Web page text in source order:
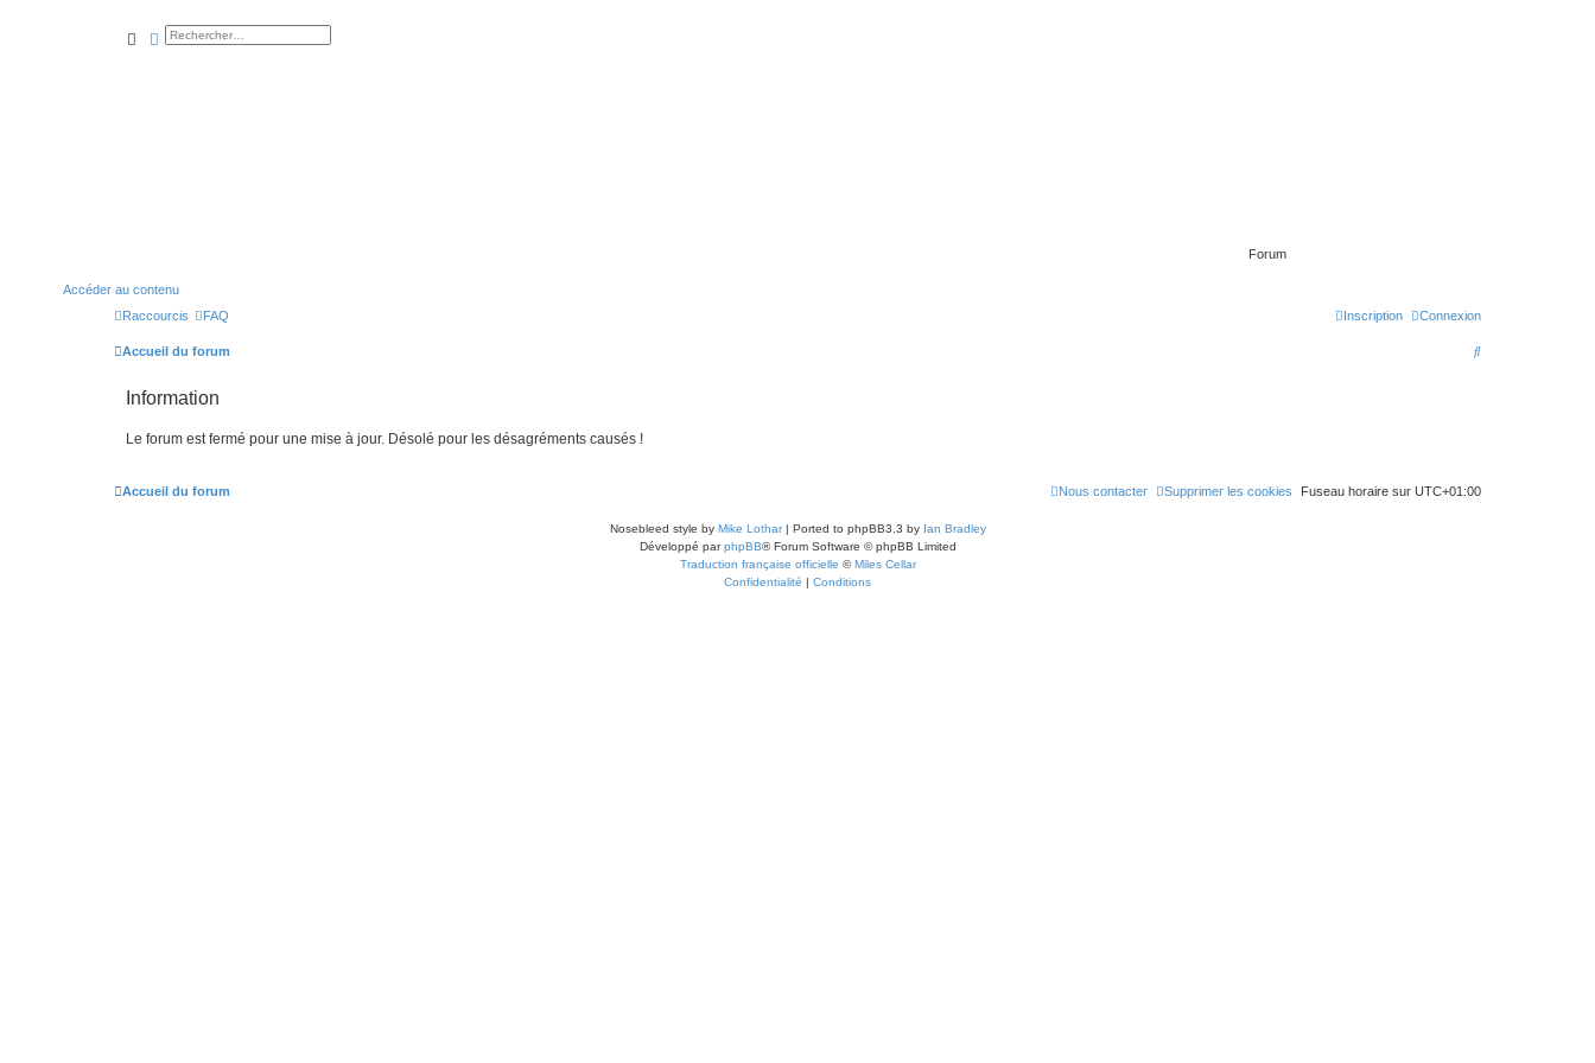
Forum
Accéder au contenu
rechercher
rechercheavancée
Raccourcis FAQ Connexion
Inscription
Accueil du forum
R
r
Information
Le forum est fermé pour une mise à jour. Désolé pour les désagréments causés !
Accueil du forum Fuseau horaire sur UTC+01:00
Supprimer les cookies
Nous contacter
Nosebleed style by Mike Lothar| Ported to phpBB3.3 by Ian Bradley
Développé parphpBB® Forum Software © phpBB Limited
Traduction française officielle ©Miles Cellar
Confidentialité | Conditions